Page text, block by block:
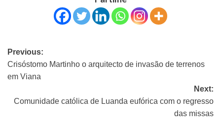
Previous:
Crisóstomo Martinho o arquitecto de invasão de terrenos
em Viana
Next:
Comunidade católica de Luanda eufórica com o regresso
das missas